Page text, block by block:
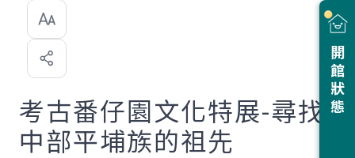
開館狀態
選
喜
歡
考古番仔園文化特展-尋找
中部平埔族的祖先